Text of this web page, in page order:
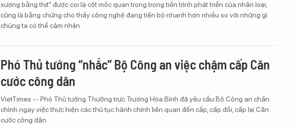
xương bằng thịt" được coi là cột mốc quan trọng trong tiến trình phát triển của nhân loại,
cũng là bằng chứng cho thấy công nghệ đang tiến bộ nhanh hơn nhiều so với những gì
chúng ta có thể cảm nhận.
Phó Thủ tướng “nhắc” Bộ Công an việc chậm cấp Căn
cước công dân
VietTimes -- Phó Thủ tướng Thường trực Trương Hòa Bình đã yêu cầu Bộ Công an chấn
chỉnh ngay việc thực hiện các thủ tục hành chính liên quan đến cấp, cấp đổi, cấp lại Căn
cước công dân.